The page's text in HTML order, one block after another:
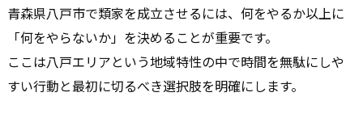
青森県八戸市で類家を成立させるには、何をやるか以上に
「何をやらないか」を決めることが重要です。
ここは八戸エリアという地域特性の中で時間を無駄にしや
すい行動と最初に切るべき選択肢を明確にします。